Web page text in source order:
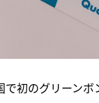
初のグリーン